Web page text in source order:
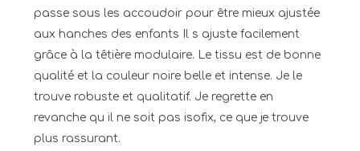
passe sous les accoudoir pour être mieux ajustée
aux hanches des enfants Il s ajuste facilement
grâce à la têtière modulaire. Le tissu est de bonne
qualité et la couleur noire belle et intense. Je le
trouve robuste et qualitatif. Je regrette en
revanche qu il ne soit pas isofix, ce que je trouve
plus rassurant.